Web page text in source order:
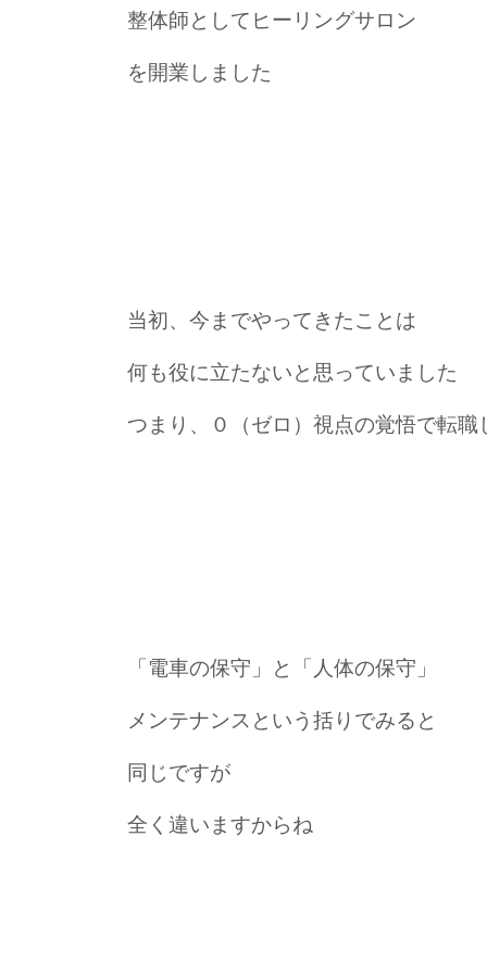
整体師としてヒーリングサロン
を開業しました
当初、今までやってきたことは
何も役に立たないと思っていました
つまり、０（ゼロ）視点の覚悟で転職
「電車の保守」と「人体の保守」
メンテナンスという括りでみると
同じですが
全く違いますからね